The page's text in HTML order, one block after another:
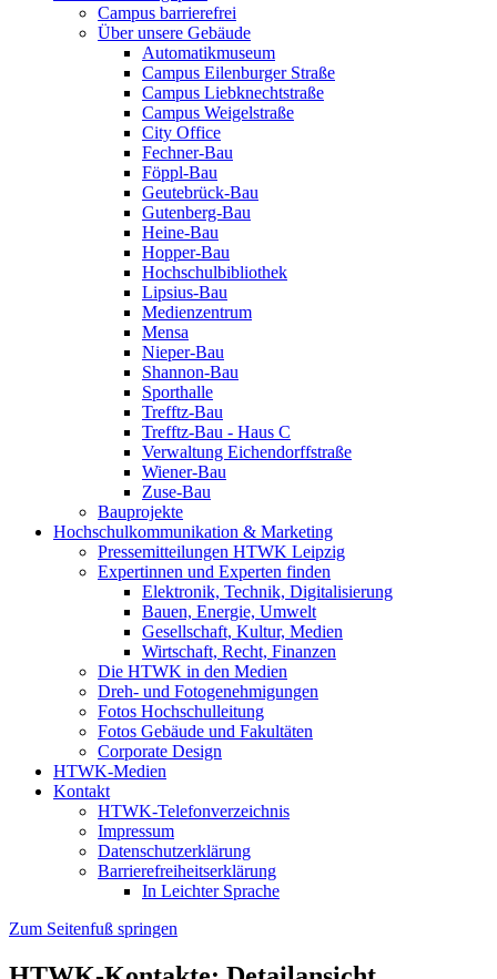
Campus barrierefrei
Über unsere Gebäude
Automatikmuseum
Campus Eilenburger Straße
Campus Liebknechtstraße
Campus Weigelstraße
City Office
Fechner-Bau
Föppl-Bau
Geutebrück-Bau
Gutenberg-Bau
Heine-Bau
Hopper-Bau
Hochschulbibliothek
Lipsius-Bau
Medienzentrum
Mensa
Nieper-Bau
Shannon-Bau
Sporthalle
Trefftz-Bau
Trefftz-Bau - Haus C
Verwaltung Eichendorffstraße
Wiener-Bau
Zuse-Bau
Bauprojekte
Hochschulkommunikation & Marketing
Pressemitteilungen HTWK Leipzig
Expertinnen und Experten finden
Elektronik, Technik, Digitalisierung
Bauen, Energie, Umwelt
Gesellschaft, Kultur, Medien
Wirtschaft, Recht, Finanzen
Die HTWK in den Medien
Dreh- und Fotogenehmigungen
Fotos Hochschulleitung
Fotos Gebäude und Fakultäten
Corporate Design
HTWK-Medien
Kontakt
HTWK-Telefonverzeichnis
Impressum
Datenschutzerklärung
Barrierefreiheitserklärung
In Leichter Sprache
Zum Seitenfuß springen